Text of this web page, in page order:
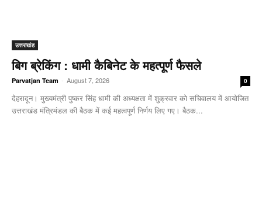
उत्तराखंड
बिग ब्रेकिंग : धामी कैबिनेट के महत्पूर्ण फैसले
Parvatjan Team - August 7, 2026 0
देहरादून। मुख्यमंत्री पुष्कर सिंह धामी की अध्यक्षता में शुक्रवार को सचिवालय में आयोजित
उत्तराखंड मंत्रिमंडल की बैठक में कई महत्वपूर्ण निर्णय लिए गए। बैठक...